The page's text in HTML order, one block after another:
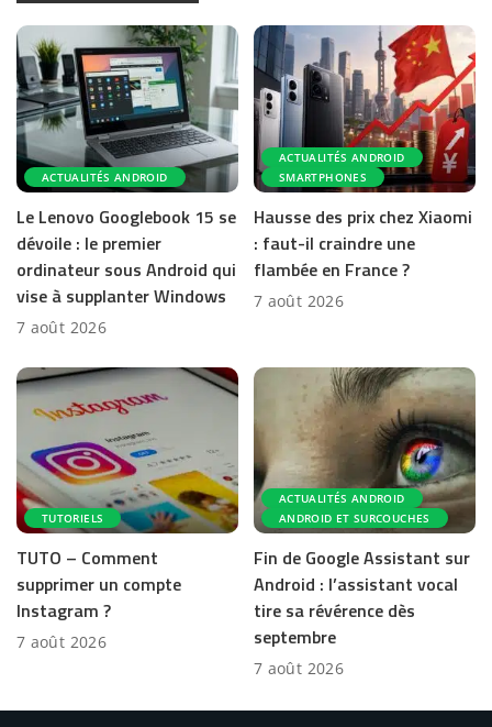
ACTUALITÉS ANDROID
Le Lenovo Googlebook 15 se
dévoile : le premier
ordinateur sous Android qui
vise à supplanter Windows
7 août 2026
ACTUALITÉS ANDROID
SMARTPHONES
Hausse des prix chez Xiaomi
: faut-il craindre une
flambée en France ?
7 août 2026
TUTORIELS
TUTO – Comment
supprimer un compte
Instagram ?
7 août 2026
ACTUALITÉS ANDROID
ANDROID ET SURCOUCHES
Fin de Google Assistant sur
Android : l’assistant vocal
tire sa révérence dès
septembre
7 août 2026